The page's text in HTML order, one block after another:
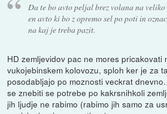
Da te bo avto peljal brez volana na
en avto ki bo z opremo sel po poti in
na kaj je treba pazit.
HD zemljevidov pac ne mores pricakovati
vukojebinskem kolovozu, sploh ker je za
posodabljajo po moznosti veckrat
se znebiti se potrebe po kakrsnihkoli
jih ljudje ne rabimo (rabimo jih samo za